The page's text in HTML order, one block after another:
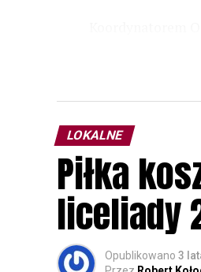
odbędzie się w
Wszystkich
rozpoznawanie
zapisy.
LOKALNE
Piłka
liceliady
Opublikowano 3